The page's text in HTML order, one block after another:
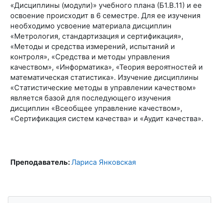
«Дисциплины (модули)» учебного плана (Б1.В.11) и ее
освоение происходит в 6 семестре. Для ее изучения
необходимо усвоение материала дисциплин
«Метрология, стандартизация и сертификация»,
«Методы и средства измерений, испытаний и
контроля», «Средства и методы управления
качеством», «Информатика», «Теория вероятностей и
математическая статистика». Изучение дисциплины
«Статистические методы в управлении качеством»
является базой для последующего изучения
дисциплин «Всеобщее управление качеством»,
«Сертификация систем качества» и «Аудит качества».
Преподаватель:Лариса Янковская